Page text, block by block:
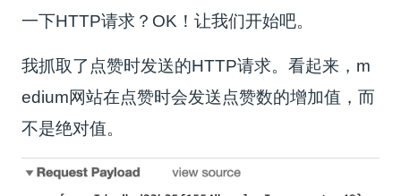
一下HTTP请求？OK！让我们开始吧。
我抓取了点赞时发送的HTTP请求。看起来，m
edium网站在点赞时会发送点赞数的增加值，而
不是绝对值。